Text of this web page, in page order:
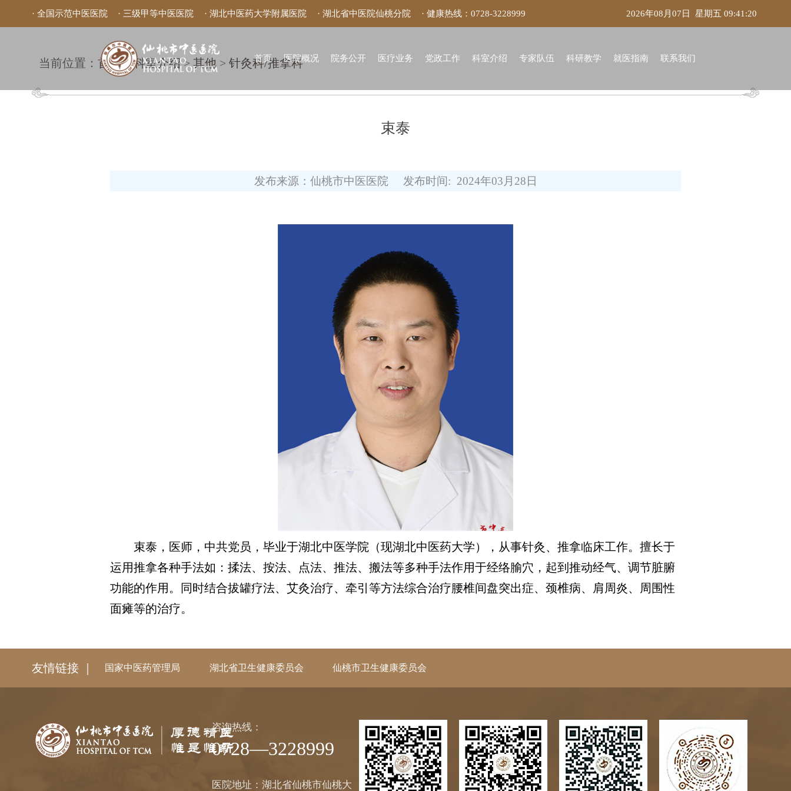
· 全国示范中医医院 · 三级甲等中医医院 · 湖北中医药大学附属医院 · 湖北省中医院仙桃分院 · 健康热线： 0728-3228999 2026年08月07日 星期五 09:41:20
首页 医院概况 院务公开 医疗业务 党政工作 科室介绍 专家队伍 科研教学 就医指南 联系我们
当前位置：首页>科室介绍>其他 >针灸科/推拿科
束泰
发布来源：仙桃市中医医院 发布时间: 2024年03月28日
束泰，医师，中共党员，毕业于湖北中医学院（现湖北中医药大学），从事针灸、推拿临床工作。擅长于
运用推拿各种手法如：揉法、按法、点法、推法、搬法等多种手法作用于经络腧穴，起到推动经气、调节脏腑
功能的作用。同时结合拔罐疗法、艾灸治疗、牵引等方法综合治疗腰椎间盘突出症、颈椎病、肩周炎、周围性
面瘫等的治疗。
友情链接 ｜ 国家中医药管理局 湖北省卫生健康委员会 仙桃市卫生健康委员会
咨询热线：
0728—3228999
医院地址：湖北省仙桃市仙桃大